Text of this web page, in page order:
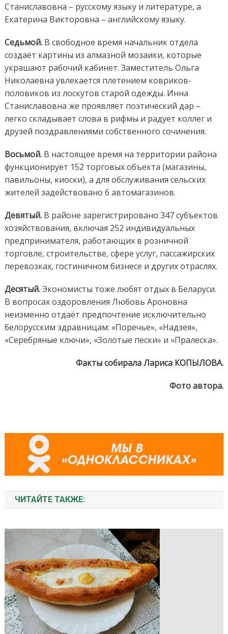
Станиславовна – русскому языку и литературе, а
Екатерина Викторовна – английскому языку.
Седьмой.В свободное время начальник отдела
создаёт картины из алмазной мозаики, которые
украшают рабочий кабинет. Заместитель Ольга
Николаевна увлекается плетением ковриков-
половиков из лоскутов старой одежды. Инна
Станиславовна же проявляет поэтический дар –
легко складывает слова в рифмы и радует коллег и
друзей поздравлениями собственного сочинения.
Восьмой.В настоящее время на территории района
функционирует 152 торговых объекта (магазины,
павильоны, киоски), а для обслуживания сельских
жителей задействовано 6 автомагазинов.
Девятый.В районе зарегистрировано 347 субъектов
хозяйствования, включая 252 индивидуальных
предпринимателя, работающих в розничной
торговле, строительстве, сфере услуг, пассажирских
перевозках, гостиничном бизнесе и других отраслях.
Десятый.Экономисты тоже любят отдых в Беларуси.
В вопросах оздоровления Любовь Ароновна
неизменно отдаёт предпочтение исключительно
белорусским здравницам: «Поречье», «Надзея»,
«Серебряные ключи», «Золотые пески» и «Пралеска».
Факты собирала Лариса КОПЫЛОВА.
Фото автора.
ЧИТАЙТЕ ТАКЖЕ: